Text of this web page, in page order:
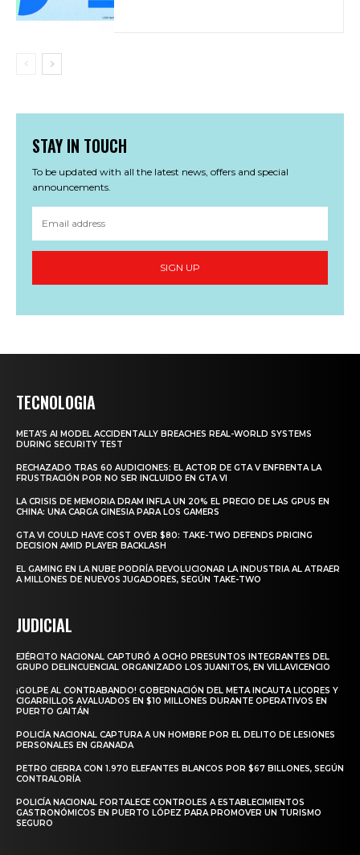
STAY IN TOUCH
To be updated with all the latest news, offers and special
announcements.
SIGN UP
TECNOLOGIA
META’S AI MODEL ACCIDENTALLY BREACHES REAL-WORLD SYSTEMS
DURING SECURITY TEST
RECHAZADO TRAS 60 AUDICIONES: EL ACTOR DE GTA V ENFRENTA LA
FRUSTRACIÓN POR NO SER INCLUIDO EN GTA VI
LA CRISIS DE MEMORIA DRAM INFLA UN 20% EL PRECIO DE LAS GPUS EN
CHINA: UNA CARGA GINESIA PARA LOS GAMERS
GTA VI COULD HAVE COST OVER $80: TAKE-TWO DEFENDS PRICING
DECISION AMID PLAYER BACKLASH
EL GAMING EN LA NUBE PODRÍA REVOLUCIONAR LA INDUSTRIA AL ATRAER
A MILLONES DE NUEVOS JUGADORES, SEGÚN TAKE-TWO
JUDICIAL
EJÉRCITO NACIONAL CAPTURÓ A OCHO PRESUNTOS INTEGRANTES DEL
GRUPO DELINCUENCIAL ORGANIZADO LOS JUANITOS, EN VILLAVICENCIO
¡GOLPE AL CONTRABANDO! GOBERNACIÓN DEL META INCAUTA LICORES Y
CIGARRILLOS AVALUADOS EN $10 MILLONES DURANTE OPERATIVOS EN
PUERTO GAITÁN
POLICÍA NACIONAL CAPTURA A UN HOMBRE POR EL DELITO DE LESIONES
PERSONALES EN GRANADA
PETRO CIERRA CON 1.970 ELEFANTES BLANCOS POR $67 BILLONES, SEGÚN
CONTRALORÍA
POLICÍA NACIONAL FORTALECE CONTROLES A ESTABLECIMIENTOS
GASTRONÓMICOS EN PUERTO LÓPEZ PARA PROMOVER UN TURISMO
SEGURO